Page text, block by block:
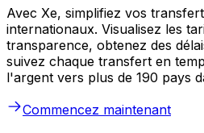
Avec Xe, simplifiez vos
internationaux. Visualisez les
transparence, obtenez des
suivez chaque transfert en
l'argent vers plus de 190 pays
Commencez maintenant